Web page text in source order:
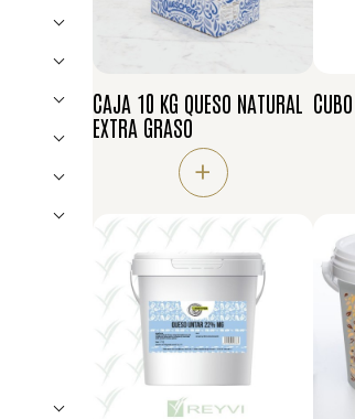
CAJA 10 KG QUESO NATURAL
EXTRA GRASO
+